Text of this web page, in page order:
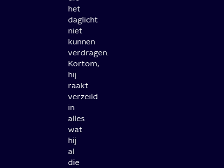
het
daglicht
niet
kunnen
verdragen.
Kortom,
hij
raakt
verzeild
in
alles
wat
hij
al
die